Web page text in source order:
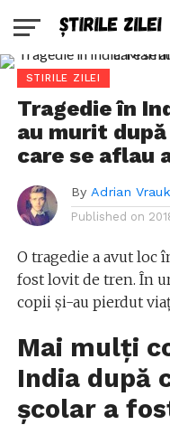
STIRILE ZILEI
Tragedie în
au murit
care se aflau
By Adrian
Published on
O tragedie a avut loc
fost lovit de tren. În
copii și-au pierdut
Mai mulți
India după
școlar a